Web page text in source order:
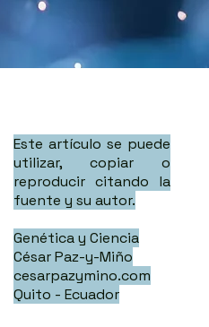
Este artículo se puede
utilizar, copiar o
reproducir citando la
fuente y su autor.
Genética y Ciencia
César Paz-y-Miño
cesarpazymino.com
Quito - Ecuador